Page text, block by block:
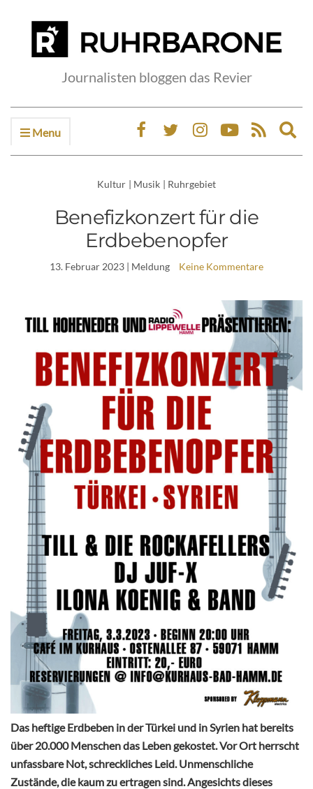
Journalisten bloggen das Revier
Menu
Kultur | Musik | Ruhrgebiet
Benefizkonzert für die
Erdbebenopfer
13. Februar 2023 | Meldung Keine Kommentare
Das heftige Erdbeben in der Türkei und in Syrien hat bereits
über 20.000 Menschen das Leben gekostet. Vor Ort herrscht
unfassbare Not, schreckliches Leid. Unmenschliche
Zustände, die kaum zu ertragen sind. Angesichts dieses